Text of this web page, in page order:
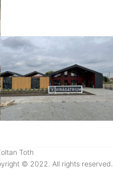
Toth
© 2022. All rights reserved.